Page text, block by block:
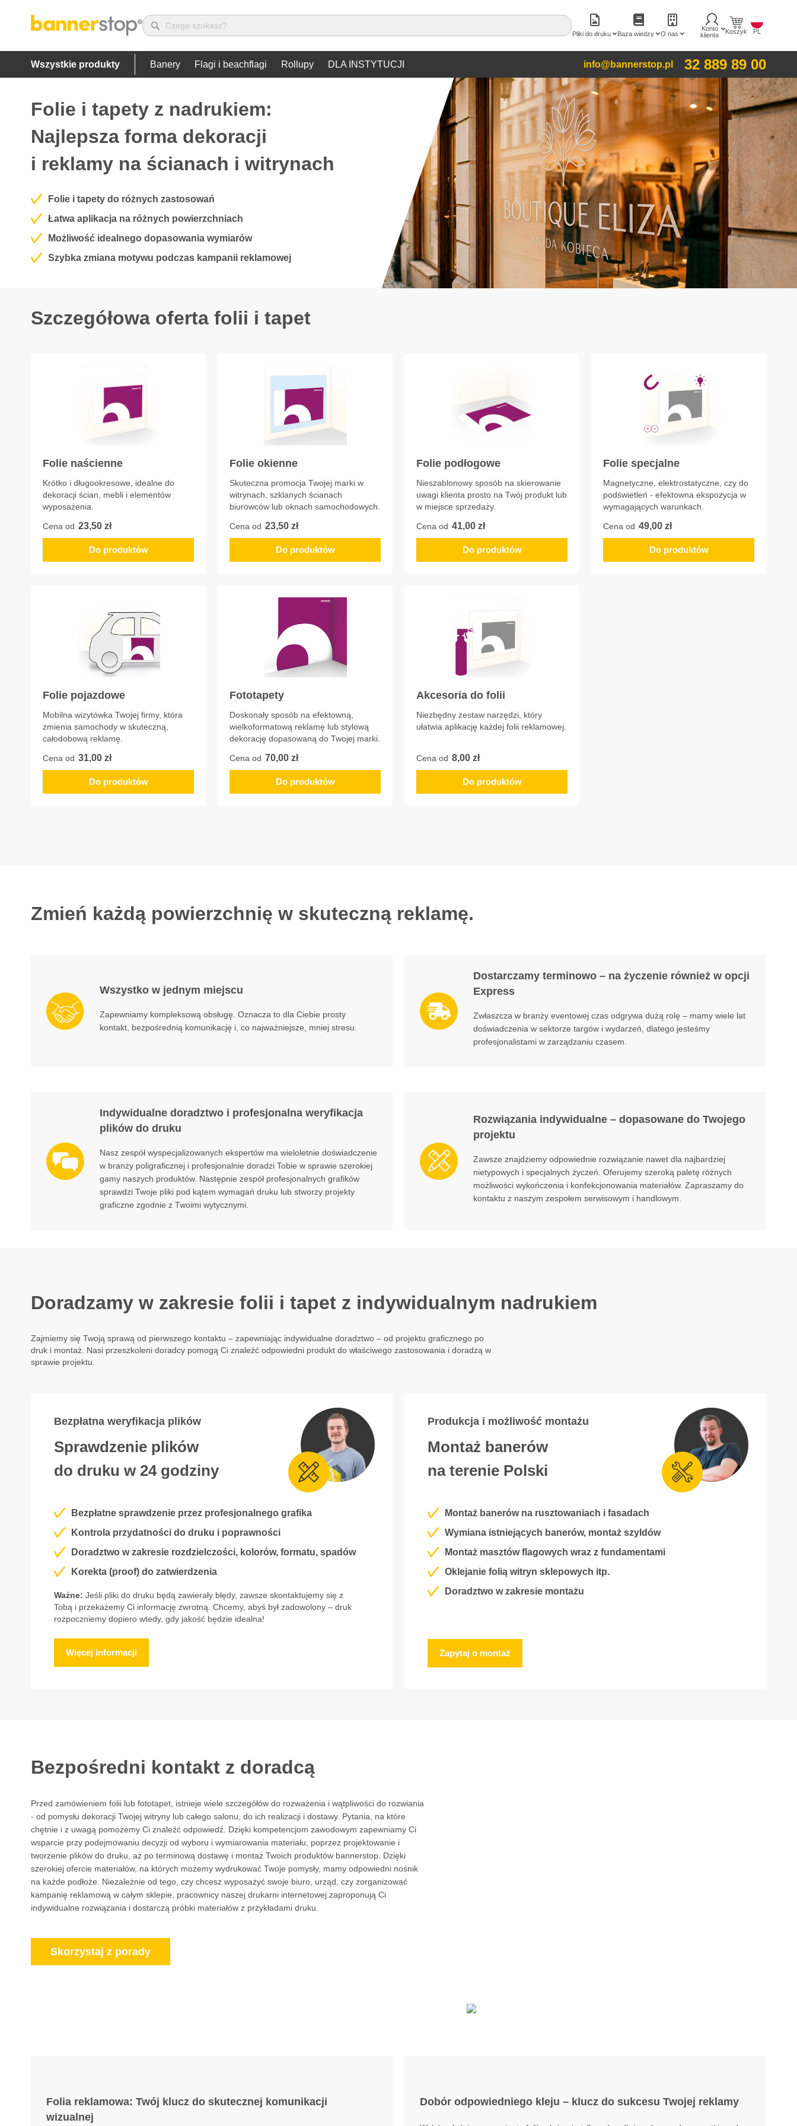
Pliki do druku Baza wiedzy O nas
Konto
klienta
Koszyk PL
Wszystkie produkty Banery Flagi i beachflagi Rollupy DLA INSTYTUCJI info@bannerstop.pl 32 889 89 00
Folie i tapety z nadrukiem:
Najlepsza forma dekoracji
i reklamy na ścianach i witrynach
Folie i tapety do różnych zastosowań
Łatwa aplikacja na różnych powierzchniach
Możliwość idealnego dopasowania wymiarów
Szybka zmiana motywu podczas kampanii reklamowej
Szczegółowa oferta folii i tapet
Folie naścienne
Krótko i długookresowe, idealne do
dekoracji ścian, mebli i elementów
wyposażenia.
Cena od 23,50 zł
Do produktów
Folie okienne
Skuteczna promocja Twojej marki w
witrynach, szklanych ścianach
biurowców lub oknach samochodowych.
Cena od 23,50 zł
Do produktów
Folie podłogowe
Nieszablonowy sposób na skierowanie
uwagi klienta prosto na Twój produkt lub
w miejsce sprzedaży.
Cena od 41,00 zł
Do produktów
Folie specjalne
Magnetyczne, elektrostatyczne, czy do
podświetleń - efektowna ekspozycja w
wymagających warunkach.
Cena od 49,00 zł
Do produktów
Folie pojazdowe
Mobilna wizytówka Twojej firmy, która
zmienia samochody w skuteczną,
całodobową reklamę.
Cena od 31,00 zł
Do produktów
Fototapety
Doskonały sposób na efektowną,
wielkoformatową reklamę lub stylową
dekorację dopasowaną do Twojej marki.
Cena od 70,00 zł
Do produktów
Akcesoria do folii
Niezbędny zestaw narzędzi, który
ułatwia aplikację każdej folii reklamowej.
Cena od 8,00 zł
Do produktów
Zmień każdą powierzchnię w skuteczną reklamę.
Wszystko w jednym miejscu
Zapewniamy kompleksową obsługę. Oznacza to dla Ciebie prosty
kontakt, bezpośrednią komunikację i, co najważniejsze, mniej stresu.
Dostarczamy terminowo – na życzenie również w opcji
Express
Zwłaszcza w branży eventowej czas odgrywa dużą rolę – mamy wiele lat
doświadczenia w sektorze targów i wydarzeń, dlatego jesteśmy
profesjonalistami w zarządzaniu czasem.
Indywidualne doradztwo i profesjonalna weryfikacja
plików do druku
Nasz zespół wyspecjalizowanych ekspertów ma wieloletnie doświadczenie
w branży poligraficznej i profesjonalnie doradzi Tobie w sprawie szerokiej
gamy naszych produktów. Następnie zespół profesjonalnych grafików
sprawdzi Twoje pliki pod kątem wymagań druku lub stworzy projekty
graficzne zgodnie z Twoimi wytycznymi.
Rozwiązania indywidualne – dopasowane do Twojego
projektu
Zawsze znajdziemy odpowiednie rozwiązanie nawet dla najbardziej
nietypowych i specjalnych życzeń. Oferujemy szeroką paletę różnych
możliwości wykończenia i konfekcjonowania materiałów. Zapraszamy do
kontaktu z naszym zespołem serwisowym i handlowym.
Doradzamy w zakresie folii i tapet z indywidualnym nadrukiem
Zajmiemy się Twoją sprawą od pierwszego kontaktu – zapewniając indywidualne doradztwo – od projektu graficznego po
druk i montaż. Nasi przeszkoleni doradcy pomogą Ci znaleźć odpowiedni produkt do właściwego zastosowania i doradzą w
sprawie projektu.
Bezpłatna weryfikacja plików
Sprawdzenie plików
do druku w 24 godziny
Bezpłatne sprawdzenie przez profesjonalnego grafika
Kontrola przydatności do druku i poprawności
Doradztwo w zakresie rozdzielczości, kolorów, formatu, spadów
Korekta (proof) do zatwierdzenia
Ważne: Jeśli pliki do druku będą zawierały błędy, zawsze skontaktujemy się z
Tobą i przekażemy Ci informację zwrotną. Chcemy, abyś był zadowolony – druk
rozpoczniemy dopiero wtedy, gdy jakość będzie idealna!
Więcej informacji
Produkcja i możliwość montażu
Montaż banerów
na terenie Polski
Montaż banerów na rusztowaniach i fasadach
Wymiana istniejących banerów, montaż szyldów
Montaż masztów flagowych wraz z fundamentami
Oklejanie folią witryn sklepowych itp.
Doradztwo w zakresie montażu
Zapytaj o montaż
Bezpośredni kontakt z doradcą
Przed zamówieniem folii lub fototapet, istnieje wiele szczegółów do rozważenia i wątpliwości do rozwiania
- od pomysłu dekoracji Twojej witryny lub całego salonu, do ich realizacji i dostawy. Pytania, na które
chętnie i z uwagą pomożemy Ci znaleźć odpowiedź. Dzięki kompetencjom zawodowym zapewniamy Ci
wsparcie przy podejmowaniu decyzji od wyboru i wymiarowania materiału, poprzez projektowanie i
tworzenie plików do druku, aż po terminową dostawę i montaż Twoich produktów bannerstop. Dzięki
szerokiej ofercie materiałów, na których możemy wydrukować Twoje pomysły, mamy odpowiedni nośnik
na każde podłoże. Niezależnie od tego, czy chcesz wyposażyć swoje biuro, urząd, czy zorganizować
kampanię reklamową w całym sklepie, pracownicy naszej drukarni internetowej zaproponują Ci
indywidualne rozwiązania i dostarczą próbki materiałów z przykładami druku.
Skorzystaj z porady
Folia reklamowa: Twój klucz do skutecznej komunikacji
wizualnej
Dobór odpowiedniego kleju – klucz do sukcesu Twojej reklamy